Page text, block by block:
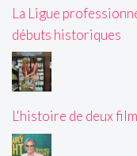
La Ligue
débuts historiques
L'histoire de deux